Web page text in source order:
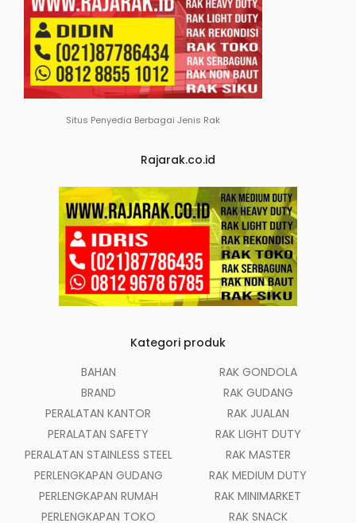
Situs Penyedia Berbagai Jenis Rak
Rajarak.co.id
Kategori produk
BAHAN
BRAND
PERALATAN KANTOR
PERALATAN SAFETY
PERALATAN STAINLESS STEEL
PERLENGKAPAN GUDANG
PERLENGKAPAN RUMAH
PERLENGKAPAN TOKO
RAK GONDOLA
RAK GUDANG
RAK JUALAN
RAK LIGHT DUTY
RAK MASTER
RAK MEDIUM DUTY
RAK MINIMARKET
RAK SNACK